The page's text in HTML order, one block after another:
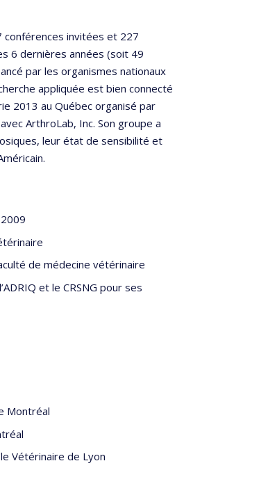
conférences invitées et 227
6 dernières années (soit 49
par les organismes nationaux
appliquée est bien connecté
2013 au Québec organisé par
ArthroLab, Inc. Son groupe a
leur état de sensibilité et
de médecine vétérinaire
et le CRSNG pour ses
Montréal
Vétérinaire de Lyon